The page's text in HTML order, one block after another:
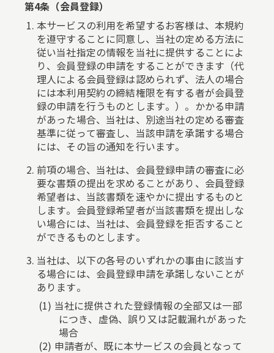
第4条（会員登録）
本サービスの利用を希望するお客様は、本規約
を遵守することに同意し、当社の定める方法に
従い当社指定の情報を当社に提供することによ
り、会員登録の申請をすることができます（代
理人による会員登録は認められず、法人の場合
には本利用契約の締結権限を有する者が会員登
録の申請を行うものとします。）。かかる申請
があった場合、当社は、別途当社の定める審査
基準に従って審査し、当該申請を承諾する場合
には、その旨の通知を行います。
前項の場合、当社は、会員登録申請の審査に必
要な書類の提出を求めることがあり、会員登録
希望者は、当該書類を速やかに提出するものと
します。会員登録希望者が当該書類を提出しな
い場合には、当社は、会員登録を拒否すること
ができるものとします。
当社は、以下の各号のいずれかの事由に該当す
る場合には、会員登録申請を承諾しないことが
あります。
当社に提供された登録情報の全部又は一部
につき、虚偽、誤り又は記載漏れがあった
場合
申請者が、既に本サービスの会員となって